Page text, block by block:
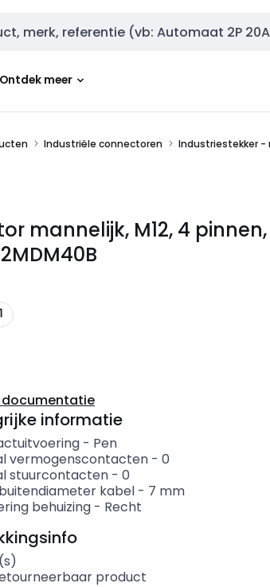
Ontdek meer
Industriële connectoren Industriestekker -
mannelijk, M12, 4 pinnen,
documentatie
informatie
- Pen
vermogenscontacten- 0
stuurcontacten- 0
kabel- 7 mm
behuizing- Recht
product